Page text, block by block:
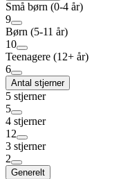
Små børn (0-4 år)
9
Børn (5-11 år)
10
Teenagere (12+ år)
6
Antal stjerner
5 stjerner
5
4 stjerner
12
3 stjerner
2
Generelt